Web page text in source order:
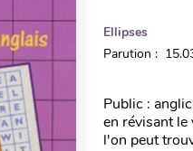
Ellipses
Parution :
Public :
en révisant le
l'on peut